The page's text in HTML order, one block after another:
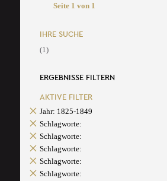
Seite 1 von 1
IHRE SUCHE
(1)
ERGEBNISSE FILTERN
AKTIVE FILTER
Jahr: 1825-1849
Schlagworte:
Schlagworte:
Schlagworte:
Schlagworte:
Schlagworte: